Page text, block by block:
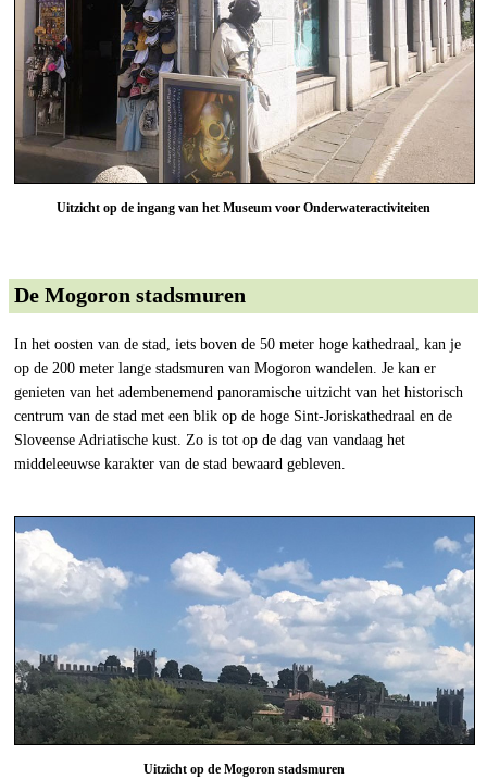
Uitzicht op de ingang van het Museum voor Onderwateractiviteiten
De Mogoron stadsmuren
In het oosten van de stad, iets boven de 50 meter hoge kathedraal, kan je
op de 200 meter lange stadsmuren van Mogoron wandelen. Je kan er
genieten van het adembenemend panoramische uitzicht van het historisch
centrum van de stad met een blik op de hoge Sint-Joriskathedraal en de
Sloveense Adriatische kust. Zo is tot op de dag van vandaag het
middeleeuwse karakter van de stad bewaard gebleven.
Uitzicht op de Mogoron stadsmuren